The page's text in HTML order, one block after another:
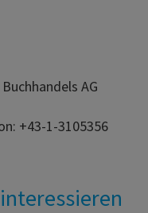
AG
+43-1-3105356